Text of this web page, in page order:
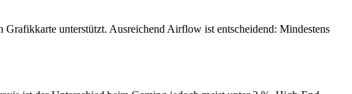
unterstützt. Ausreichend Airflow ist entscheidend: Mindestens